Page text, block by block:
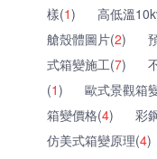
樣(1) 高低溫
艙殼體圖片(2)
式箱變施工(7)
(1) 歐式景觀箱
箱變價格(4) 彩
仿美式箱變原理(4)